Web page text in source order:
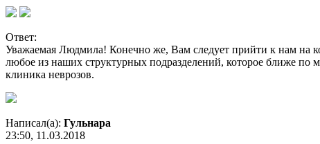
Ответ:
Уважаемая Людмила! Конечно же, Вам следует прийти к нам на
любое из наших структурных подразделений, которое ближе по
клиника неврозов.
Написал(а): Гульнара
23:50, 11.03.2018